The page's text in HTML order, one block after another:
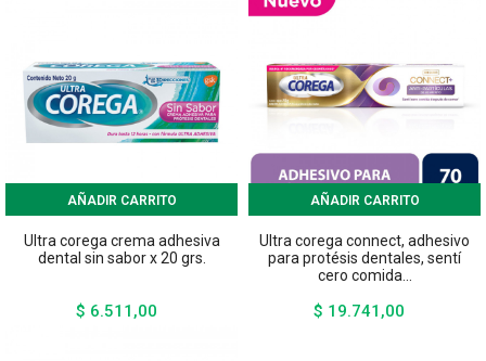
AÑADIR CARRITO
Ultra corega crema adhesiva
dental sin sabor x 20 grs.
$ 6.511,00
AÑADIR CARRITO
Ultra corega connect, adhesivo
para protésis dentales, sentí
cero comida...
$ 19.741,00